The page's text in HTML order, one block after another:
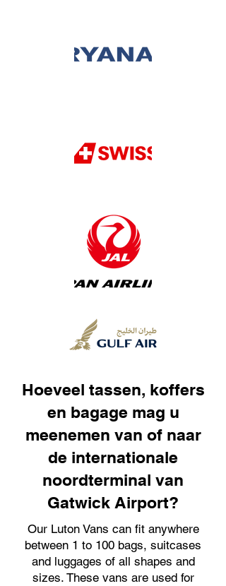
Hoeveel tassen, koffers
en bagage mag u
meenemen van of naar
de internationale
noordterminal van
Gatwick Airport?
Our Luton Vans can fit anywhere
between 1 to 100 bags, suitcases
and luggages of all shapes and
sizes. These vans are used for